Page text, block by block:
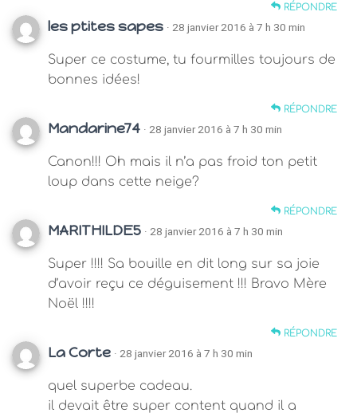
RÉPONDRE
les ptites sapes · 28 janvier 2016 à 7 h 30 min
Super ce costume, tu fourmilles toujours de
bonnes idées!
RÉPONDRE
Mandarine74 · 28 janvier 2016 à 7 h 30 min
Canon!!! Oh mais il n’a pas froid ton petit
loup dans cette neige?
RÉPONDRE
MARITHILDE5 · 28 janvier 2016 à 7 h 30 min
Super !!!! Sa bouille en dit long sur sa joie
d’avoir reçu ce déguisement !!! Bravo Mère
Noël !!!!
RÉPONDRE
La Corte · 28 janvier 2016 à 7 h 30 min
quel superbe cadeau.
il devait être super content quand il a